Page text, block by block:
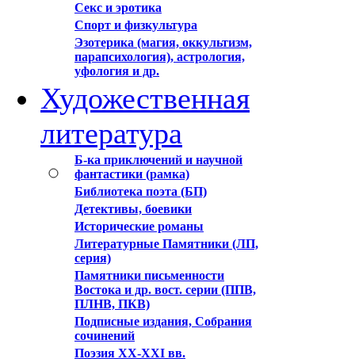
Секс и эротика
Спорт и физкультура
Эзотерика (магия, оккультизм,
парапсихология), астрология,
уфология и др.
Художественная
литература
Б-ка приключений и научной
фантастики (рамка)
Библиотека поэта (БП)
Детективы, боевики
Исторические романы
Литературные Памятники (ЛП,
серия)
Памятники письменности
Востока и др. вост. серии (ППВ,
ПЛНВ, ПКВ)
Подписные издания, Собрания
сочинений
Поэзия XX-XXI вв.